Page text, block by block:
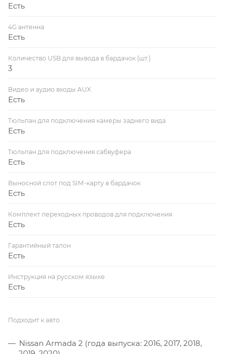
Есть
4G антенна
Есть
Количество USB для вывода в бардачок (шт.)
3
Видео и аудио входы AUX
Есть
Тюльпан для подключения камеры заднего вида
Есть
Тюльпан для подключения сабвуфера
Есть
Выносной слот под SIM-карту в бардачок
Есть
Комплект переходных проводов для подключения
Есть
Гарантийный талон
Есть
Инструкция на русском языке
Есть
Подходит к авто
Nissan Armada 2 (года выпуска: 2016, 2017, 2018,